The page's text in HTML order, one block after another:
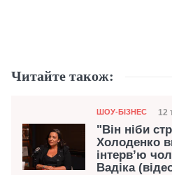
Читайте також:
Категорія
ШОУ-БІЗНЕС 12
"Він ніби
Холоденко
інтерв’ю
Вадіка